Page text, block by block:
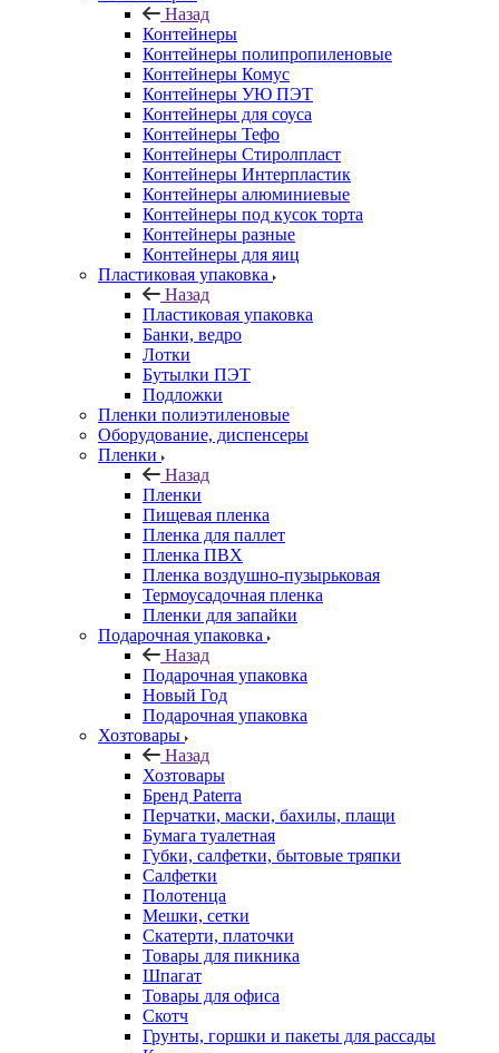
Назад
Контейнеры
Контейнеры полипропиленовые
Контейнеры Комус
Контейнеры УЮ ПЭТ
Контейнеры для соуса
Контейнеры Тефо
Контейнеры Стиролпласт
Контейнеры Интерпластик
Контейнеры алюминиевые
Контейнеры под кусок торта
Контейнеры разные
Контейнеры для яиц
Пластиковая упаковка
Назад
Пластиковая упаковка
Банки, ведро
Лотки
Бутылки ПЭТ
Подложки
Пленки полиэтиленовые
Оборудование, диспенсеры
Пленки
Назад
Пленки
Пищевая пленка
Пленка для паллет
Пленка ПВХ
Пленка воздушно-пузырьковая
Термоусадочная пленка
Пленки для запайки
Подарочная упаковка
Назад
Подарочная упаковка
Новый Год
Подарочная упаковка
Хозтовары
Назад
Хозтовары
Бренд Paterra
Перчатки, маски, бахилы, плащи
Бумага туалетная
Губки, салфетки, бытовые тряпки
Салфетки
Полотенца
Мешки, сетки
Скатерти, платочки
Товары для пикника
Шпагат
Товары для офиса
Скотч
Грунты, горшки и пакеты для рассады